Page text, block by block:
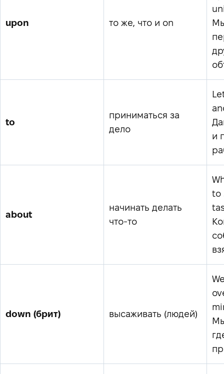
upon то же, что и on
to
приниматься за
дело
и
about
начинать делать
что-то
to
down (брит) высаживать (людей)